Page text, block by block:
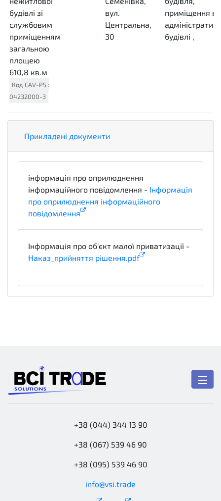
будівлі зі
службовим
приміщенням
загальною
площею
610,8 кв.м
Код CAV-PS :
04232000-3
вул.
Центральна,
30
приміщення в
будівлі ,
Прикладені документи
інформація про оприлюднення
інформаційного повідомлення - Інформація
про оприлюднення інформаційного
повідомлення
Інформація про об'єкт малої приватизації -
Наказ_прийняття рішення.pdf
+38 (044) 344 13 90
+38 (067) 539 46 90
+38 (095) 539 46 90
info@vsi.trade